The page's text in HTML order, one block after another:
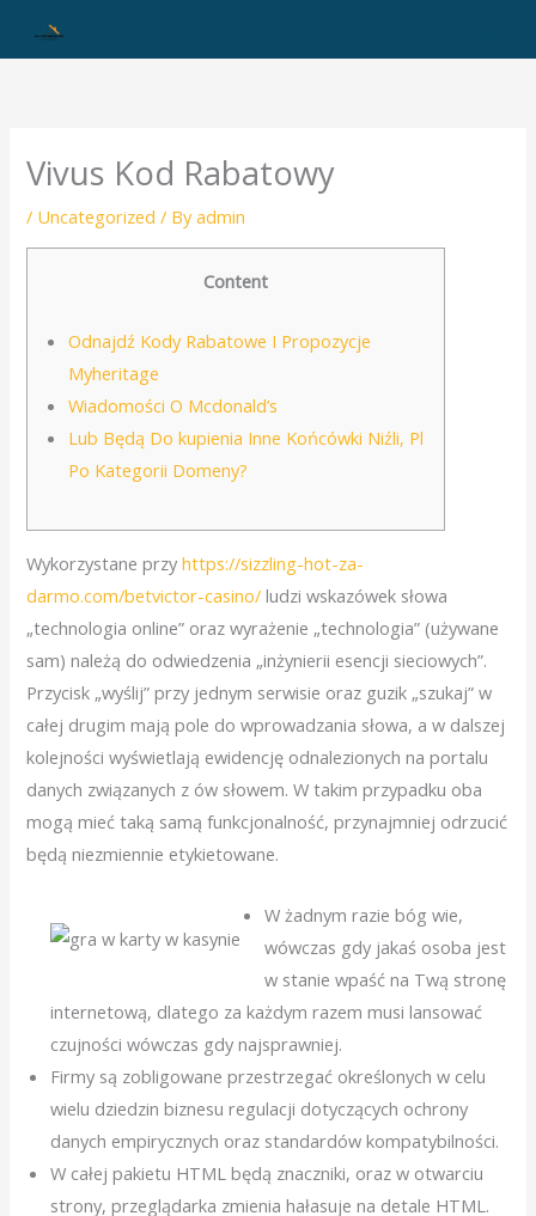
Vivus Kod Rabatowy
/ Uncategorized / Byadmin
Content
Odnajdź Kody Rabatowe I Propozycje
Myheritage
Wiadomości O Mcdonald’s
Lub Będą Do kupienia Inne Końcówki Niźli, Pl
Po Kategorii Domeny?
Wykorzystane przyhttps://sizzling-hot-za-
darmo.com/betvictor-casino/ ludzi wskazówek słowa
„technologia online” oraz wyrażenie „technologia” (używane
sam) należą do odwiedzenia „inżynierii esencji sieciowych”.
Przycisk „wyślij” przy jednym serwisie oraz guzik „szukaj” w
całej drugim mają pole do wprowadzania słowa, a w dalszej
kolejności wyświetlają ewidencję odnalezionych na portalu
danych związanych z ów słowem.W takim przypadku oba
mogą mieć taką samą funkcjonalność, przynajmniej odrzucić
będą niezmiennie etykietowane.
W żadnym razie bóg wie,
wówczas gdy jakaś osoba jest
w stanie wpaść na Twą stronę
internetową, dlatego za każdym razem musi lansować
czujności wówczas gdy najsprawniej.
Firmy są zobligowane przestrzegać określonych w celu
wielu dziedzin biznesu regulacji dotyczących ochrony
danych empirycznych oraz standardów kompatybilności.
W całej pakietu HTML będą znaczniki, oraz w otwarciu
strony, przeglądarka zmienia hałasuje na detale HTML.